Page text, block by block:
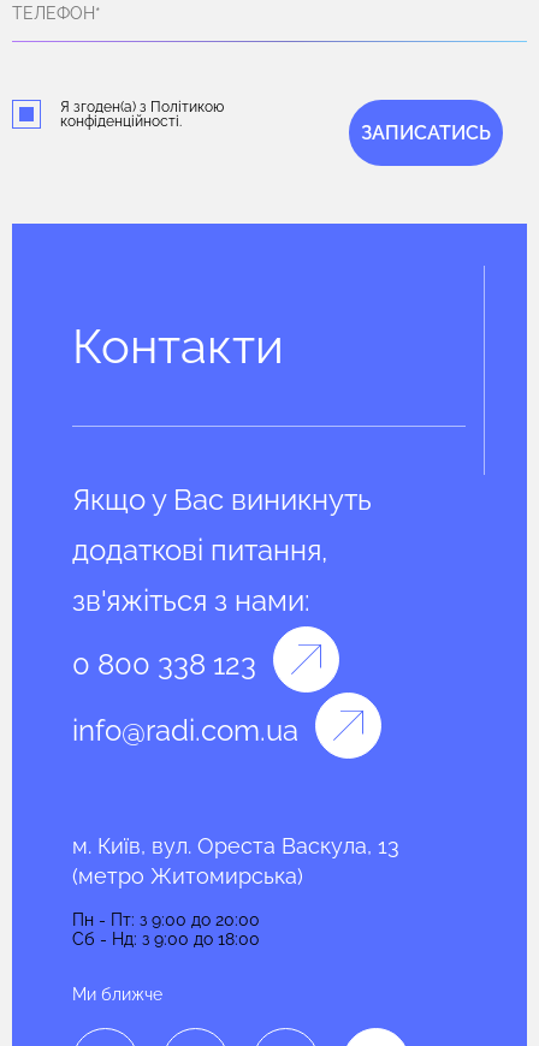
Я згоден(а) з Політикою
конфіденційності.
ЗАПИСАТИСЬ
Контакти
Якщо у Вас виникнуть
додаткові питання,
зв'яжіться з нами:
0 800 338 123
info@radi.com.ua
м. Київ, вул. Ореста Васкула, 13
(метро Житомирська)
Пн - Пт: з 9:00 до 20:00
Сб - Нд: з 9:00 до 18:00
Ми ближче